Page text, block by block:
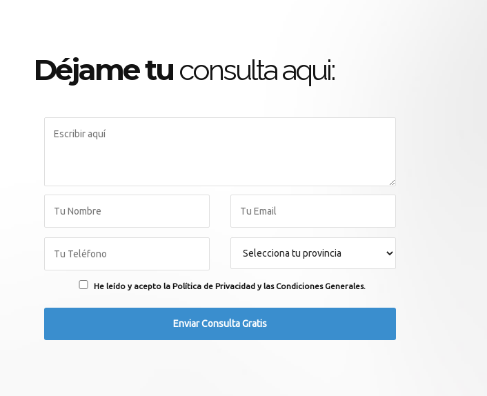
Déjame tu consulta aqui:
He leído y acepto la Política de Privacidad y las Condiciones Generales.